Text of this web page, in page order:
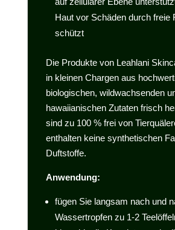
Haut vor Schäden durch freie
schützt
Die Produkte von Leahlani
in kleinen Chargen aus
biologischen, wildwachsenden
hawaiianischen Zutaten frisch
sind zu 100 % frei von
enthalten keine synthetischen
Duftstoffe.
Anwendung:
fügen Sie langsam nach und
Wassertropfen zu 1-2